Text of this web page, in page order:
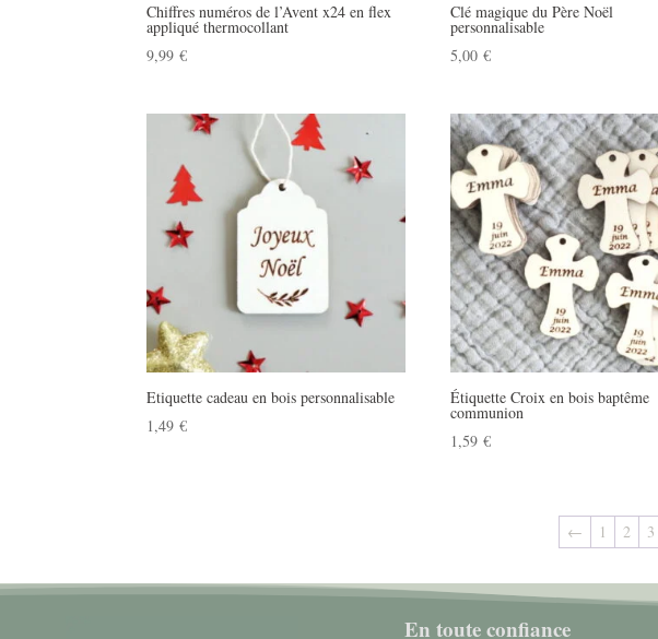
Chiffres numéros de l’Avent x24 en flex
appliqué thermocollant
9,99€
Clé magique du Père Noël
personnalisable
5,00€
Etiquette cadeau en bois personnalisable
1,49€
Étiquette Croix en bois baptême
communion
1,59€
← 1 2 3
En toute confiance